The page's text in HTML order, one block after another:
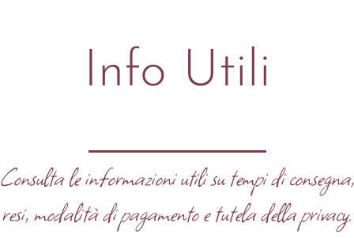
Info Utili
Consulta le informazioni utili su tempi di consegna,
resi, modalità di pagamento e tutela della privacy.